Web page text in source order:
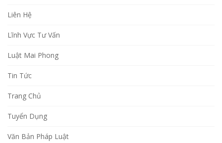
Liên Hệ
Lĩnh Vực Tư Vấn
Luật Mai Phong
Tin Tức
Trang Chủ
Tuyển Dụng
Văn Bản Pháp Luật